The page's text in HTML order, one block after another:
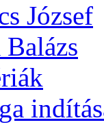
Jó­zsef